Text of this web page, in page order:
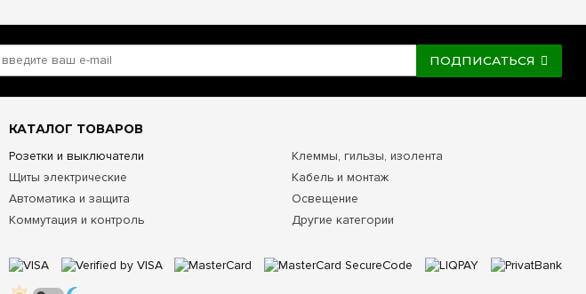
ПОДПИСАТЬСЯ
КАТАЛОГ ТОВАРОВ
Розетки и выключатели
Щиты электрические
Автоматика и защита
Коммутация и контроль
Клеммы, гильзы, изолента
Кабель и монтаж
Освещение
Другие категории